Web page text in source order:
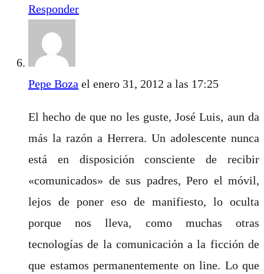
Responder
Pepe Boza el enero 31, 2012 a las 17:25
El hecho de que no les guste, José Luis, aun da
más la razón a Herrera. Un adolescente nunca
está en disposición consciente de recibir
«comunicados» de sus padres, Pero el móvil,
lejos de poner eso de manifiesto, lo oculta
porque nos lleva, como muchas otras
tecnologías de la comunicación a la ficción de
que estamos permanentemente on line. Lo que